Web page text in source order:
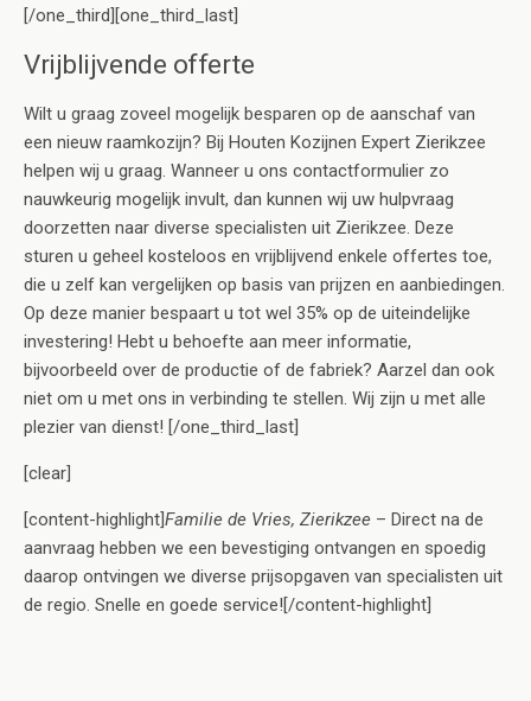
[/one_third][one_third_last]
Vrijblijvende offerte
Wilt u graag zoveel mogelijk besparen op de aanschaf van
een nieuw raamkozijn? Bij Houten Kozijnen Expert Zierikzee
helpen wij u graag. Wanneer u ons contactformulier zo
nauwkeurig mogelijk invult, dan kunnen wij uw hulpvraag
doorzetten naar diverse specialisten uit Zierikzee. Deze
sturen u geheel kosteloos en vrijblijvend enkele offertes toe,
die u zelf kan vergelijken op basis van prijzen en aanbiedingen.
Op deze manier bespaart u tot wel 35% op de uiteindelijke
investering! Hebt u behoefte aan meer informatie,
bijvoorbeeld over de productie of de fabriek? Aarzel dan ook
niet om u met ons in verbinding te stellen. Wij zijn u met alle
plezier van dienst! [/one_third_last]
[clear]
[content-highlight]Familie de Vries, Zierikzee – Direct na de
aanvraag hebben we een bevestiging ontvangen en spoedig
daarop ontvingen we diverse prijsopgaven van specialisten uit
de regio. Snelle en goede service![/content-highlight]